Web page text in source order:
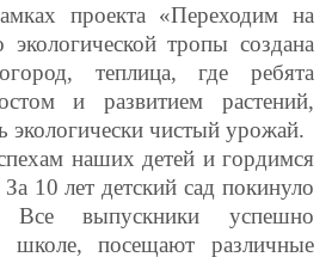
проекта «Переходим на
тропы создана
теплица, где ребята
и развитием растений,
экологически чистый урожай.
наших детей и гордимся
10 лет детский сад покинуло
выпускники успешно
школе, посещают различные